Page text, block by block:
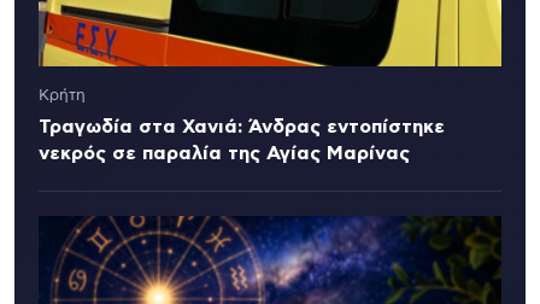
Κρήτη
Τραγωδία στα Χανιά: Άνδρας εντοπίστηκε
νεκρός σε παραλία της Αγίας Μαρίνας